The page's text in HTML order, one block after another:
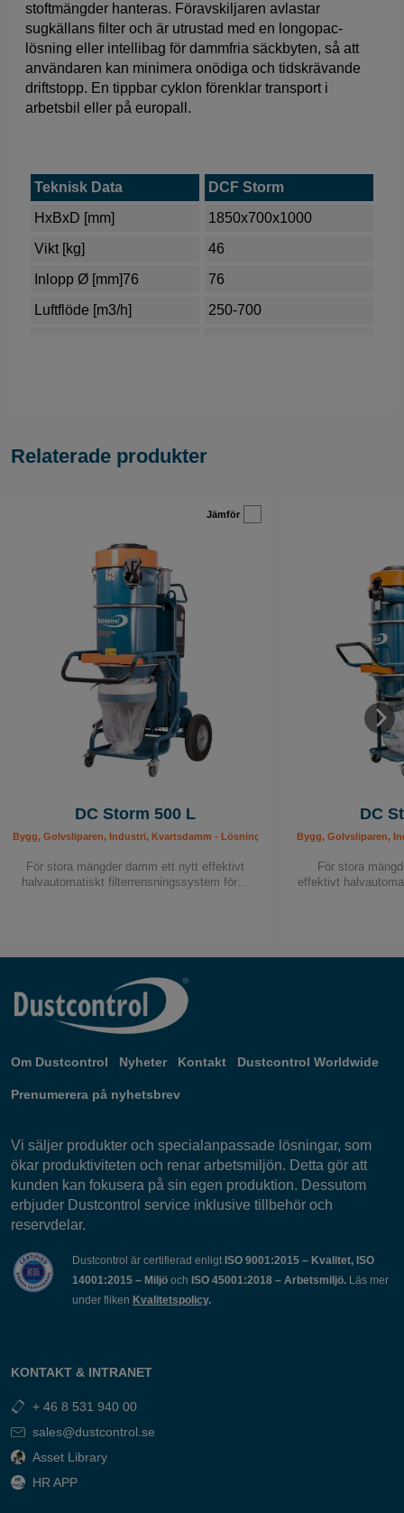
stoftmängder hanteras. Föravskiljaren avlastar
sugkällans filter och är utrustad med en longopac-
lösning eller intellibag för dammfria säckbyten, så att
användaren kan minimera onödiga och tidskrävande
driftstopp. En tippbar cyklon förenklar transport i
arbetsbil eller på europall.
Teknisk Data
DCF Storm
HxBxD [mm]
1850x700x1000
Vikt [kg]
46
Inlopp Ø [mm]76
76
Luftflöde [m3/h]
250-700
Relaterade produkter
Jämför
DC Storm 500 L
Bygg, Golvsliparen, Industri, Kvartsdamm - Lösningar, Mobila stoftavskiljare,
För stora mängder damm ett nytt effektivt
halvautomatiskt filterrensningssystem för…
DC
Bygg, Golvsliparen,
För stora
effektivt
Om Dustcontrol Nyheter Kontakt Dustcontrol Worldwide
Prenumerera på nyhetsbrev
Vi säljer produkter och specialanpassade lösningar, som
ökar produktiviteten och renar arbetsmiljön. Detta gör att
kunden kan fokusera på sin egen produktion. Dessutom
erbjuder Dustcontrol service inklusive tillbehör och
reservdelar.
Dustcontrol är certifierad enligt ISO 9001:2015 – Kvalitet, ISO
14001:2015 – Miljö och ISO 45001:2018 – Arbetsmiljö. Läs mer
under fliken Kvalitetspolicy.
KONTAKT & INTRANET
+ 46 8 531 940 00
sales@dustcontrol.se
Asset Library
HR APP